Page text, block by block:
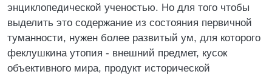
энциклопедической ученостью. Но для того чтобы
выделить это содержание из состояния первичной
туманности, нужен более развитый ум, для которого
феклушкина утопия - внешний предмет, кусок
объективного мира, продукт исторической